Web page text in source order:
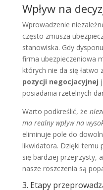
Wpływ na
Wprowadzenie
często zmusza
stanowiska. Gdy
firma ubezpieczeniowa
których nie da się łatwo
pozycji negocjacyjnej
posiadania rzetelnych
Warto podkreślić, że
ma realny wpływ na
eliminuje pole do
likwidatora. Dzięki temu
się bardziej przejrzysty,
nasze roszczenia są
3. Etapy